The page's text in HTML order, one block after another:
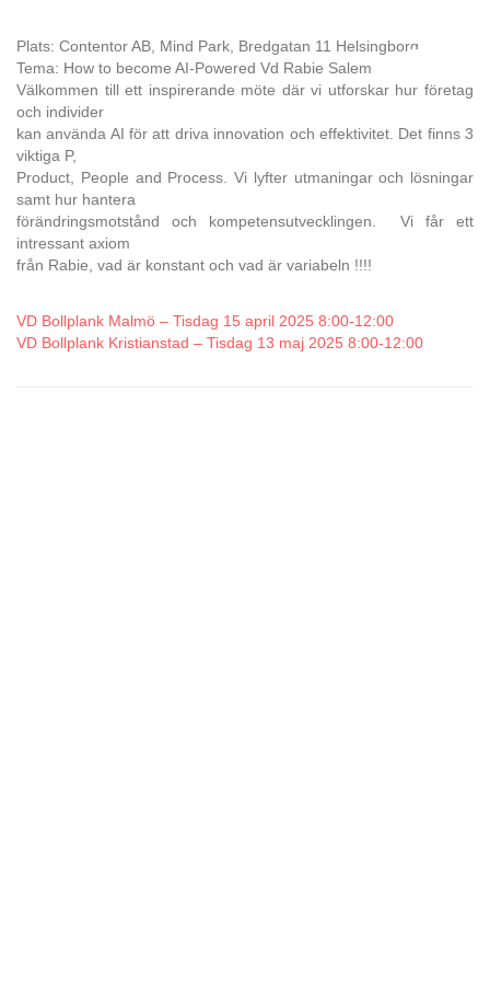
Plats: Contentor AB, Mind Park, Bredgatan 11 Helsingborg
Tema: How to become AI-Powered Vd Rabie Salem
Välkommen till ett inspirerande möte där vi utforskar hur företag
och individer
kan använda AI för att driva innovation och effektivitet. Det finns 3
viktiga P,
Product, People and Process. Vi lyfter utmaningar och lösningar
samt hur hantera
förändringsmotstånd och kompetensutvecklingen. Vi får ett
intressant axiom
från Rabie, vad är konstant och vad är variabeln !!!!
VD Bollplank Malmö – Tisdag 15 april 2025 8:00-12:00
VD Bollplank Kristianstad – Tisdag 13 maj 2025 8:00-12:00